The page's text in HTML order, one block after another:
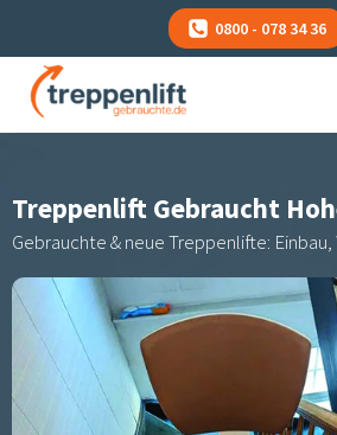
0800 - 078 34 36
Treppenlift Gebraucht
Gebrauchte & neue Treppenlifte: